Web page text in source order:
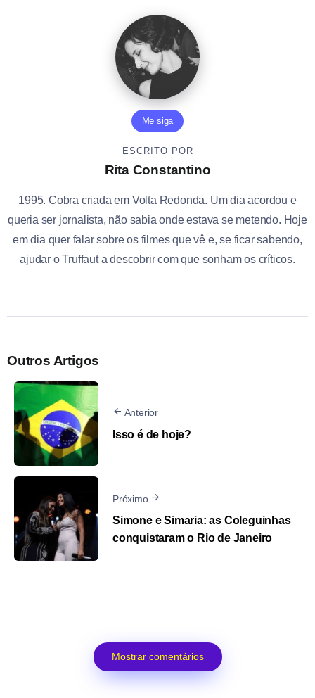
Me siga
ESCRITO POR
Rita Constantino
1995. Cobra criada em Volta Redonda. Um dia acordou e
queria ser jornalista, não sabia onde estava se metendo. Hoje
em dia quer falar sobre os filmes que vê e, se ficar sabendo,
ajudar o Truffaut a descobrir com que sonham os críticos.
Outros Artigos
Anterior
Isso é de hoje?
Próximo
Simone e Simaria: as Coleguinhas
conquistaram o Rio de Janeiro
Mostrar comentários